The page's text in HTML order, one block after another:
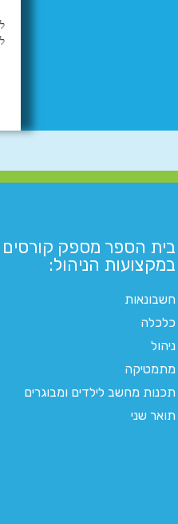
בית הספר מספק קורסים
במקצועות הניהול:
חשבונאות
כלכלה
ניהול
מתמטיקה
תכנות מחשב לילדים ומבוגרים
תואר שני